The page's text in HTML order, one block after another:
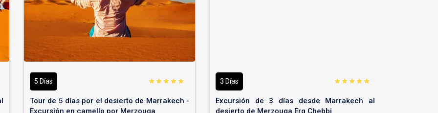
5 Días
Tour de 5 días por el desierto de Marrakech -
Excursión en camello por Merzouga
3 Días
Excursión de 3 días desde Marrakech al
desierto de Merzouga Erg Chebbi